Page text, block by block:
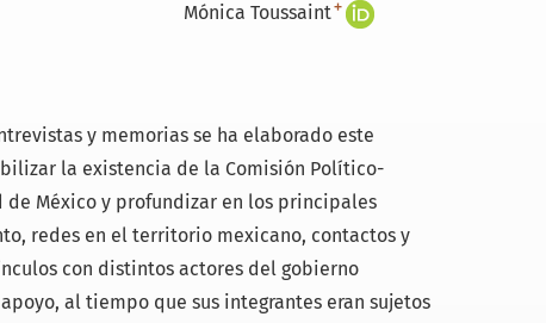
Mónica Toussaint+
y memorias se ha elaborado este
la existencia de la Comisión Político-
México y profundizar en los principales
redes en el territorio mexicano, contactos y
con distintos actores del gobierno
al tiempo que sus integrantes eran sujetos